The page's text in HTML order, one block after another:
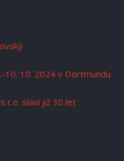
10. 10. 2024 v Dortmundu
r.o. slaví již 30 let